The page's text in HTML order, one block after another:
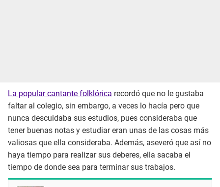
La popular cantante folklórica recordó que no le gustaba
faltar al colegio, sin embargo, a veces lo hacía pero que
nunca descuidaba sus estudios, pues consideraba que
tener buenas notas y estudiar eran unas de las cosas más
valiosas que ella consideraba. Además, aseveró que así no
haya tiempo para realizar sus deberes, ella sacaba el
tiempo de donde sea para terminar sus trabajos.